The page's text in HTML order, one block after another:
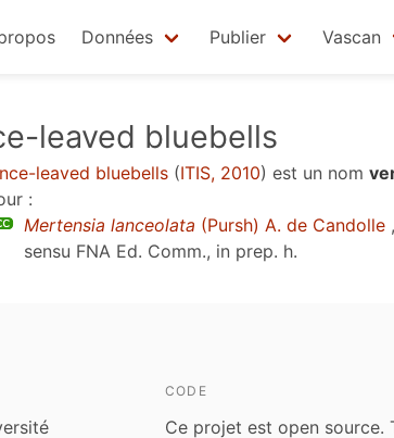
Données Publier Vascan
leaved bluebells
leaved bluebells (ITIS, 2010) est un nom
:
Mertensia lanceolata (Pursh) A. de Candolle
sensu FNA Ed. Comm., in prep. h.
CODE
Ce projet est open source.